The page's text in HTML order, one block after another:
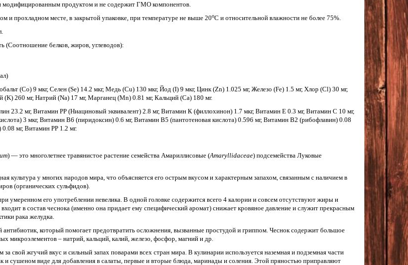
модифицированным продуктом и не содержит ГМО компонентов.
и прохладном месте, в закрытой упаковке, при температуре не выше 20оС и относительной влажности не более 75%.
(Соотношение белков, жиров, углеводов):
(Co) 9 мкг, Селен (Se) 14.2 мкг, Медь (Cu) 130 мкг, Йод (I) 9 мкг, Цинк (Zn) 1.025 мг, Железо (Fe) 1.5 мг, Хлор (Cl) 30 мг,
(K) 260 мг, Натрий (Na) 17 мг, Марганец (Mn) 0.81 мг, Кальций (Ca) 180 мг.
23.2 мг, Витамин PP (Ниациновый эквивалент) 2.8 мг, Витамин К (филлохинон) 1.7 мкг, Витамин E 0.3 мг, Витамин C 10 мг,
3 мкг, Витамин B6 (пиридоксин) 0.6 мг, Витамин B5 (пантотеновая кислота) 0.596 мг, Витамин B2 (рибофлавин) 0.08
мг, Витамин PP 1.2 мг.
) — это многолетнее травянистое растение семейства Амариллисовые (Amaryllidaceae) подсемейства Луковые
культура у многих народов мира, что объясняется его острым вкусом и характерным запахом, связанным с наличием в
(органических сульфидов).
умеренном его употреблении невелика. В одной головке содержится всего 4 калории и совсем отсутствуют жиры и
в состав чеснока (именно она придает ему специфический аромат) снижает кровяное давление и служит прекрасным
рака желудка.
который помогает предотвратить осложнения, вызванные простудой и гриппом. Чеснок содержит большое
микроэлементов – натрий, кальций, калий, железо, фосфор, магний и др.
за свой жгучий вкус и сильный запах поварами всех стран мира. В кулинарии используется наземная и подземная части
и сушеном виде для добавления в салаты, первые и вторые блюда, маринады и соления. Этой пряностью приправляют